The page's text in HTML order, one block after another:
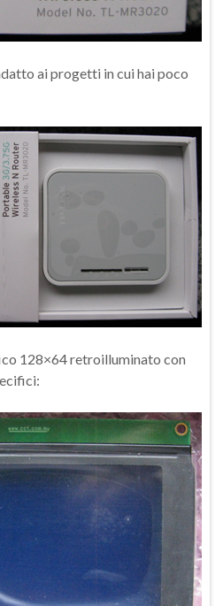
ai progetti in cui hai poco
128×64 retroilluminato con